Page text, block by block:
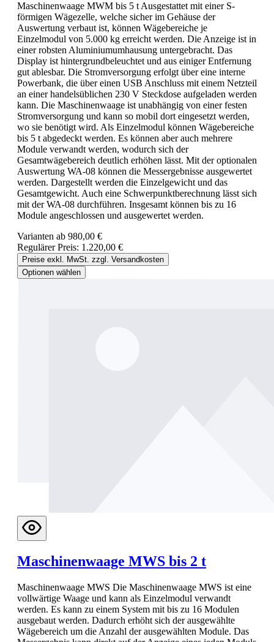
Maschinenwaage MWM bis 5 t Ausgestattet mit einer S-
förmigen Wägezelle, welche sicher im Gehäuse der
Auswertung verbaut ist, können Wägebereiche je
Einzelmodul von 5.000 kg erreicht werden. Die Anzeige ist in
einer robsten Aluminiumumhausung untergebracht. Das
Display ist hintergrundbeleuchtet und aus einiger Entfernung
gut ablesbar. Die Stromversorgung erfolgt über eine interne
Powerbank, die über einen USB Anschluss mit einem Netzteil
an einer handelsüblichen 230 V Steckdose aufgeladen werden
kann. Die Maschinenwaage ist unabhängig von einer festen
Stromversorgung und kann so mobil dort eingesetzt werden,
wo sie benötigt wird. Als Einzelmodul können Wägebereiche
bis 5 t abgedeckt werden. Es können aber auch mehrere
Module verwandt werden, wodurch sich der
Gesamtwägebereich deutlich erhöhen lässt. Mit der optionalen
Auswertung WA-08 können die Messergebnisse ausgewertet
werden. Dargestellt werden die Einzelgewicht und das
Gesamtgewicht. Auch eine Schwerpunktberechnung lässt sich
mit der WA-08 durchführen. Insgesamt können bis zu 16
Module angeschlossen und ausgewertet werden.
Varianten ab 980,00 €
Regulärer Preis: 1.220,00 €
Preise exkl. MwSt. zzgl. Versandkosten
Optionen wählen
Maschinenwaage MWS bis 2 t
Maschinenwaage MWS Die Maschinenwaage MWS ist eine
vollwärtige Waage und kann als Einzelmodul verwandt
werden. Es kann zu einem System mit bis zu 16 Modulen
ausgebaut werden. Dadurch erhöht sich der ausgewählte
Wägebereich um die Anzahl der ausgewählten Module. Das